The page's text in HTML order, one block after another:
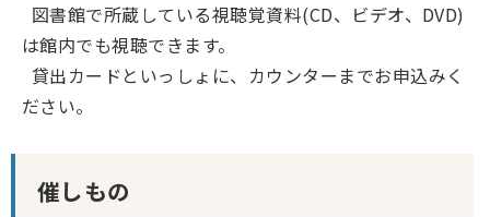
図書館で所蔵している視聴覚資料(CD、ビデオ、DVD)
は館内でも視聴できます。
貸出カードといっしょに、カウンターまでお申込みく
ださい。
催しもの